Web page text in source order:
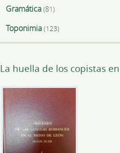
Gramática (81)
Toponimia (123)
La huella de los copistas